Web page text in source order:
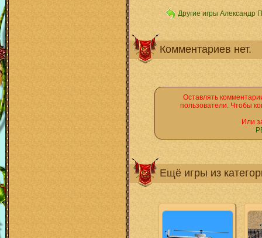
Другие игры Александр
Комментариев нет.
Оставлять
пользователи. Чтобы
Или
Ещё игры из